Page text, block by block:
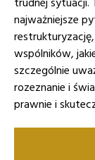
trudnej sytuacji.
najważniejsze
wspólników,
szczególnie
rozeznanie i
prawnie i